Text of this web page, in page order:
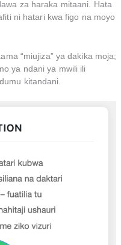
za haraka mitaani. Hata
ni hatari kwa figo na moyo
“miujiza” ya dakika moja;
ya ndani ya mwili ili
kitandani.